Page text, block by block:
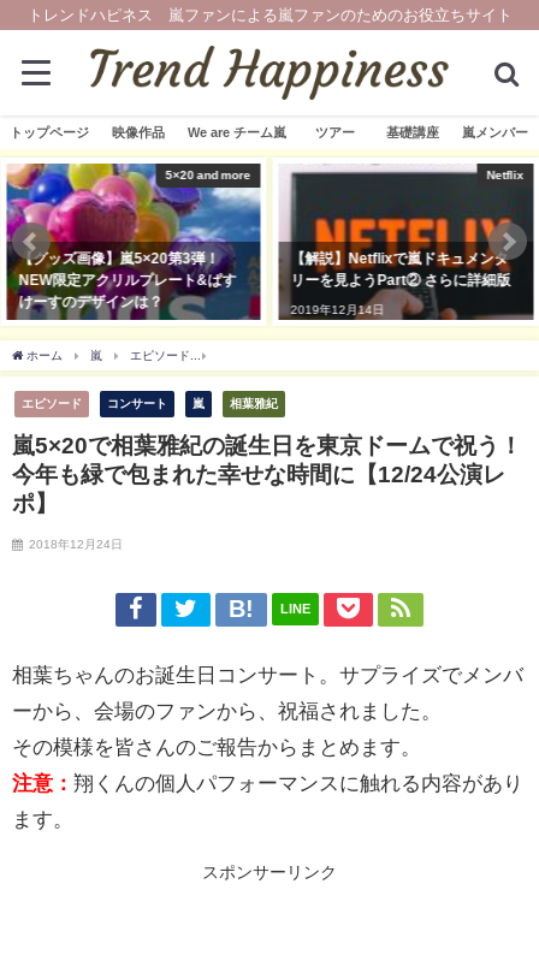
トレンドハピネス 嵐ファンによる嵐ファンのためのお役立ちサイト
トップページ 映像作品 We are チーム嵐 ツアー 基礎講座 嵐メンバー
5×20 and more
【グッズ画像】嵐5×20第3弾！
NEW限定アクリルプレート&ぱす
けーすのデザインは？
Netflix
【解説】Netflixで嵐ドキュメンタ
リーを見ようPart② さらに詳細版
2019年12月14日
ホーム 嵐 エピソード
エピソード コンサート 嵐 相葉雅紀
嵐5×20で相葉雅紀の誕生日を東京ドームで祝う！
今年も緑で包まれた幸せな時間に【12/24公演レ
ポ】
2018年12月24日
LINE
相葉ちゃんのお誕生日コンサート。サプライズでメンバ
ーから、会場のファンから、祝福されました。
その模様を皆さんのご報告からまとめます。
注意： 翔くんの個人パフォーマンスに触れる内容があり
ます。
スポンサーリンク